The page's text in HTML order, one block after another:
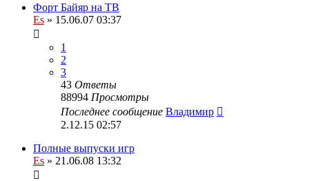
Форт Байяр на ТВ
Es » 15.06.07 03:37
1
2
3
43 Ответы
88994 Просмотры
Последнее сообщение Владимир
2.12.15 02:57
Полные выпуски игр
Es » 21.06.08 13:32